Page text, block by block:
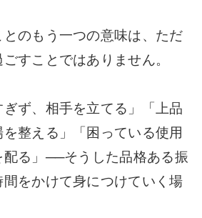
のもう一つの意味は、ただ
すことではありません。
ぎず、相手を立てる」「上品
整える」「困っている使用
配る」──そうした品格ある振
をかけて身につけていく場